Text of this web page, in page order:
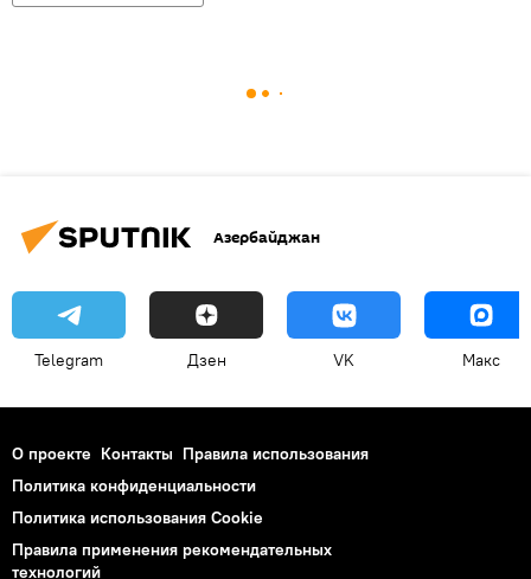
Азербайджан
Telegram Дзен VK Макс
О проекте Контакты Правила использования
Политика конфиденциальности
Политика использования Cookie
Правила применения рекомендательных
технологий